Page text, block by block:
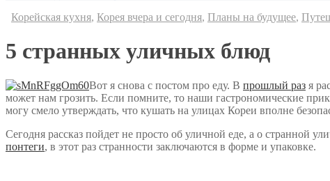
Корейская кухня, Корея вчера и сегодня, Планы на будущее,
5 странных уличных блюд
Вот я снова с постом про еду. В прошлый раз я
может нам грозить. Если помните, то наши гастрономические
могу смело утверждать, что кушать на улицах Кореи вполне
Сегодня рассказ пойдет не просто об уличной еде, а о странной
понтеги, в этот раз странности заключаются в форме и упаковке.